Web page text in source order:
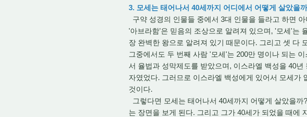
3. 모세는 태어나서 40세까지 어디에서 어떻게 살았을
구약 성경의 인물들 중에서 3대 인물을 들라고 하면
'아브라함'은 믿음의 조상으로 알려져 있으며, '모세'는
장 완벽한 왕으로 알려져 있기 때문이다. 그리고 셋 다
그중에서도 두 번째 사람 '모세'는 200만 명이나 되는
서 율법과 성막제도를 받았으며, 이스라엘 백성을 40
자였었다. 그러므로 이스라엘 백성에게 있어서 모세가
것이다.
그렇다면 모세는 태어나서 40세까지 어떻게 살았을
는 장면을 보게 된다. 그리고 그가 40세가 되었을 때에